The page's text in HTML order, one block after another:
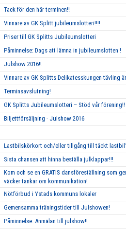
Tack för den här terminen!!
Vinnare av GK Splitt jubileumslotteri!!!!
Priser till GK Splitts Jubileumslotteri
Påminnelse: Dags att lämna in jubileumslotten !
Julshow 2016!!
Vinnare av GK Splitts Delikatesskungen-tävling
Terminsavslutning!
GK Splitts Jubileumslotteri – Stöd vår förening!!
Biljettförsäljning - Julshow 2016
Lastbilskörkort och/eller tillgång till täckt
Sista chansen att hinna beställa julklappar!!!
Kom och se en GRATIS dansföreställning som
väcker tankar om kommunikation!
Nötförbud i Ystads kommuns lokaler
Gemensamma träningstider till Julshowen!
Påminnelse: Anmälan till julshow!!